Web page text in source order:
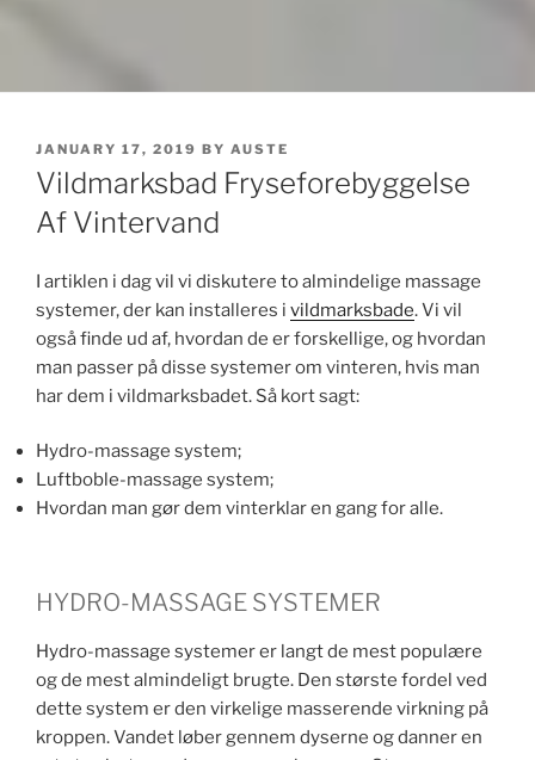
POSTED
ON
JANUARY 17, 2019 BY AUSTE
Vildmarksbad Fryseforebyggelse
Af Vintervand
I artiklen i dag vil vi diskutere to almindelige massage
systemer, der kan installeres i vildmarksbade. Vi vil
også finde ud af, hvordan de er forskellige, og hvordan
man passer på disse systemer om vinteren, hvis man
har dem i vildmarksbadet. Så kort sagt:
Hydro-massage system;
Luftboble-massage system;
Hvordan man gør dem vinterklar en gang for alle.
HYDRO-MASSAGE SYSTEMER
Hydro-massage systemer er langt de mest populære
og de mest almindeligt brugte. Den største fordel ved
dette system er den virkelige masserende virkning på
kroppen. Vandet løber gennem dyserne og danner en